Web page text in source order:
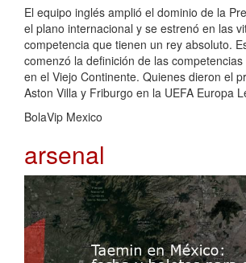
El equipo inglés amplió el dominio de la
el plano internacional y se estrenó en las
competencia que tienen un rey absoluto.
comenzó la definición de las
en el Viejo Continente. Quienes dieron el
Aston Villa y Friburgo en la UEFA Europa
BolaVip Mexico
arsenal